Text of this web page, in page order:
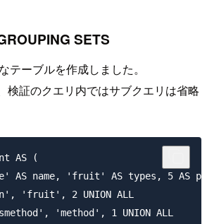
SETS
テーブルを作成しました。
検証のクエリ内ではサブクエリは省略
AS (
AS name, 'fruit' AS types, 5 AS
'fruit', 2 UNION ALL
'method', 1 UNION ALL